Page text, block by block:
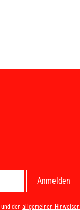
und denallgemeinen Hinweisen